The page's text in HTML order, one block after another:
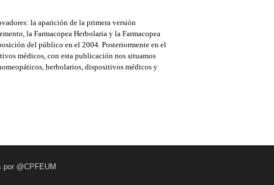
la aparición de la primera versión
la Farmacopea Herbolaria y la Farmacopea
del público en el 2004. Posteriormente en el
médicos, con esta publicación nos situamos
herbolarios, dispositivos médicos y
por @CPFEUM